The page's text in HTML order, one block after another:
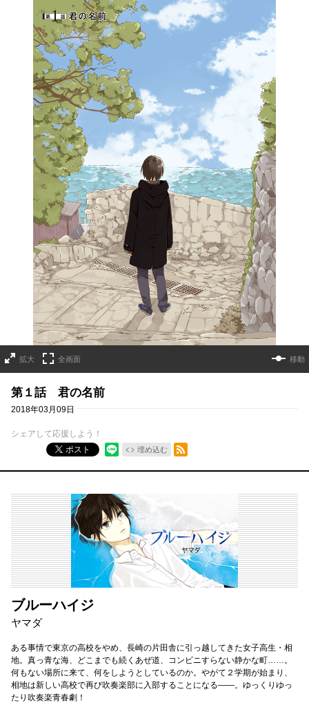
拡大 全画面 移動
第１話 君の名前
2018年03月09日
シェアして応援しよう！
ポスト
埋め込む
RSSフィード
ブルーハイジ
ヤマダ
ある事情で東京の高校をやめ、長崎の片田舎に引っ越してきた女子高生・相
地。真っ青な海、どこまでも続くあぜ道、コンビニすらない静かな町……。
何もない場所に来て、何をしようとしているのか。やがて２学期が始まり、
相地は新しい高校で再び吹奏楽部に入部することになる――。ゆっくりゆっ
たり吹奏楽青春劇！